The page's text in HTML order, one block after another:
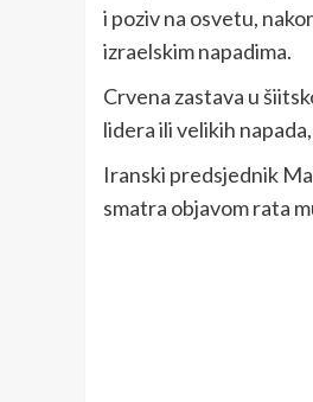
i poziv na osvetu,
izraelskim napadima.
Crvena zastava u
lidera ili velikih
Iranski predsjednik
smatra objavom rata